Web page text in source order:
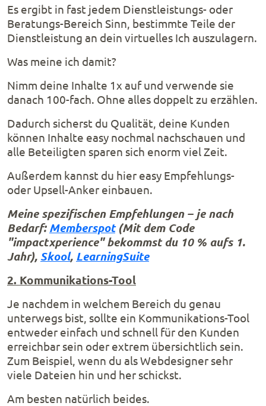
Es ergibt in fast jedem Dienstleistungs- oder
Beratungs-Bereich Sinn, bestimmte Teile der
Dienstleistung an dein virtuelles Ich auszulagern.
Was meine ich damit?
Nimm deine Inhalte 1x auf und verwende sie
danach 100-fach. Ohne alles doppelt zu erzählen.
Dadurch sicherst du Qualität, deine Kunden
können Inhalte easy nochmal nachschauen und
alle Beteiligten sparen sich enorm viel Zeit.
Außerdem kannst du hier easy Empfehlungs-
oder Upsell-Anker einbauen.
Meine spezifischen Empfehlungen – je nach
Bedarf: Memberspot(Mit dem Code
"impactxperience" bekommst du 10 % aufs 1.
Jahr), Skool, LearningSuite
2. Kommunikations-Tool
Je nachdem in welchem Bereich du genau
unterwegs bist, sollte ein Kommunikations-Tool
entweder einfach und schnell für den Kunden
erreichbar sein oder extrem übersichtlich sein.
Zum Beispiel, wenn du als Webdesigner sehr
viele Dateien hin und her schickst.
Am besten natürlich beides.